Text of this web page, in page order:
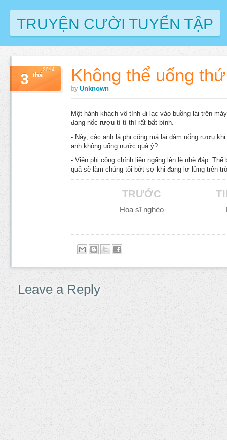
TRUYỆN CƯỜI TUYỂN TẬP
Không thể uống
by Unknown
3 thá
2014
Một hành khách vô tình đi lạc vào buồng lái trên
đang nốc rượu tì tì thì rất bất bình.
- Này, các anh là phi công mà lại dám uống rượu
anh không uống nước quả ý?
- Viên phi công chính liền ngẩng lên lè nhè đáp:
quả sẽ làm chúng tôi bớt sợ khi đang lơ lửng trên
TRƯỚC
Họa sĩ nghèo
Leave a Reply